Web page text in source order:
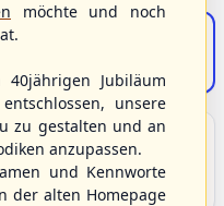
zu Baseball, Softball
möchte und noch
40jährigen Jubiläum
unsere
zu gestalten und an
anzupassen.
und Kennworte
der alten Homepage